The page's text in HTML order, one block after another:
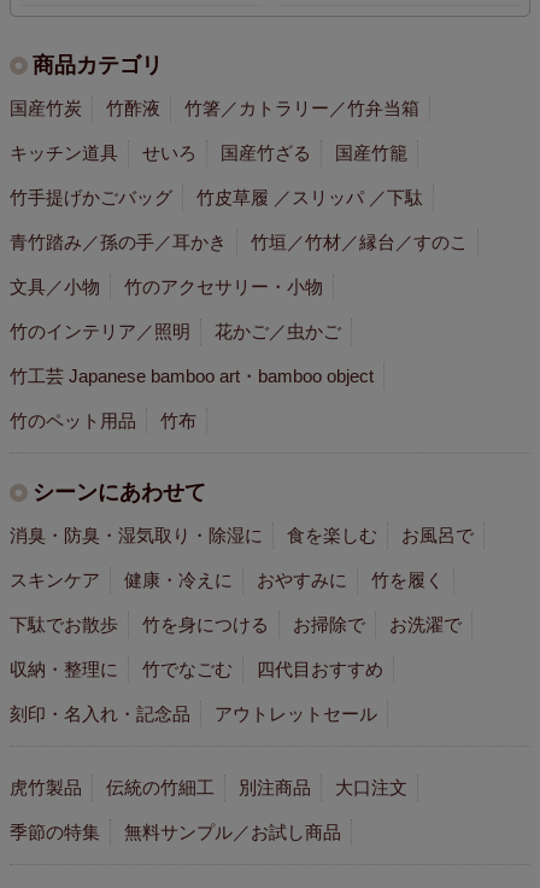
商品カテゴリ
国産竹炭 竹酢液 竹箸／カトラリー／竹弁当箱
キッチン道具 せいろ 国産竹ざる 国産竹籠
竹手提げかごバッグ 竹皮草履 ／スリッパ ／下駄
青竹踏み／孫の手／耳かき 竹垣／竹材／縁台／すのこ
文具／小物 竹のアクセサリー・小物
竹のインテリア／照明 花かご／虫かご
竹工芸 Japanese bamboo art・bamboo object
竹のペット用品 竹布
シーンにあわせて
消臭・防臭・湿気取り・除湿に 食を楽しむ お風呂で
スキンケア 健康・冷えに おやすみに 竹を履く
下駄でお散歩 竹を身につける お掃除で お洗濯で
収納・整理に 竹でなごむ 四代目おすすめ
刻印・名入れ・記念品 アウトレットセール
虎竹製品 伝統の竹細工 別注商品 大口注文
季節の特集 無料サンプル／お試し商品